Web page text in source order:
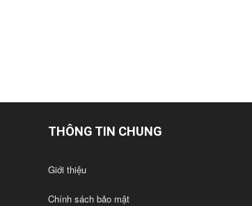
THÔNG TIN CHUNG
Giới thiệu
Chính sách bảo mật